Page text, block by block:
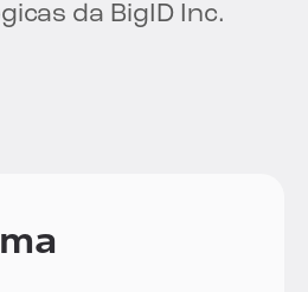
da BigID Inc.